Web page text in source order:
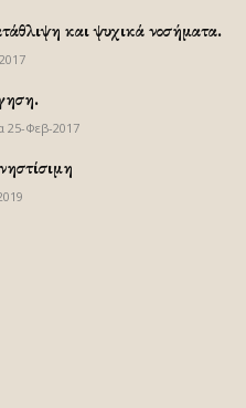
και ψυχικά νοσήματα.
25-Φεβ-2017